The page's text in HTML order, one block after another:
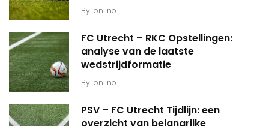
By onlino
FC Utrecht – RKC Opstellingen:
analyse van de laatste
wedstrijdformatie
By onlino
PSV – FC Utrecht Tijdlijn: een